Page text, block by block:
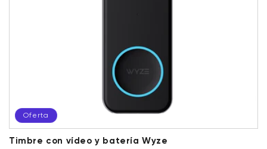
Oferta
Timbre con vídeo y batería Wyze